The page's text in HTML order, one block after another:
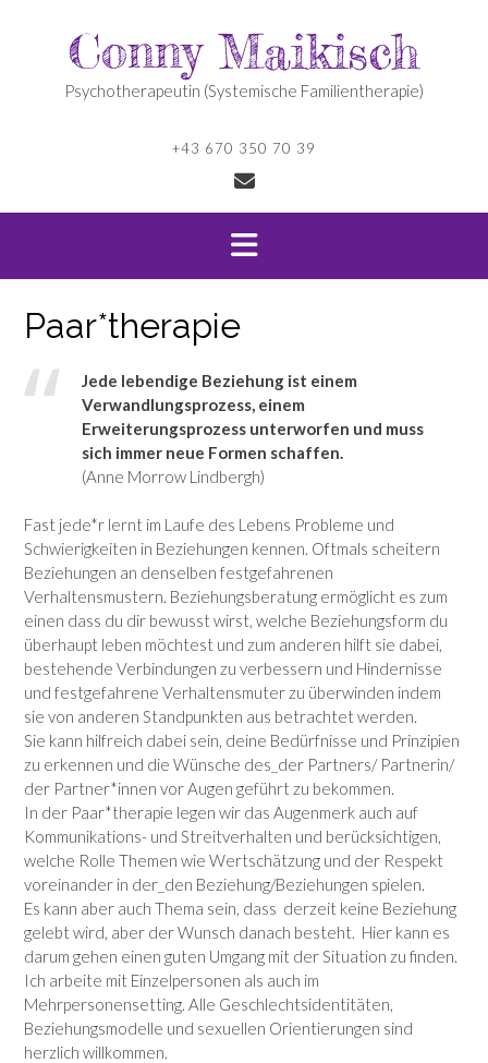
Conny Maikisch
Psychotherapeutin (Systemische Familientherapie)
+43 670 350 70 39
Paar*therapie
Jede lebendige Beziehung ist einem
Verwandlungsprozess, einem
Erweiterungsprozess unterworfen und muss
sich immer neue Formen schaffen.
(Anne Morrow Lindbergh)
Fast jede*r lernt im Laufe des Lebens Probleme und
Schwierigkeiten in Beziehungen kennen. Oftmals scheitern
Beziehungen an denselben festgefahrenen
Verhaltensmustern. Beziehungsberatung ermöglicht es zum
einen dass du dir bewusst wirst, welche Beziehungsform du
überhaupt leben möchtest und zum anderen hilft sie dabei,
bestehende Verbindungen zu verbessern und Hindernisse
und festgefahrene Verhaltensmuter zu überwinden indem
sie von anderen Standpunkten aus betrachtet werden.
Sie kann hilfreich dabei sein, deine Bedürfnisse und Prinzipien
zu erkennen und die Wünsche des_der Partners/ Partnerin/
der Partner*innen vor Augen geführt zu bekommen.
In der Paar*therapie legen wir das Augenmerk auch auf
Kommunikations- und Streitverhalten und berücksichtigen,
welche Rolle Themen wie Wertschätzung und der Respekt
voreinander in der_den Beziehung/Beziehungen spielen.
Es kann aber auch Thema sein, dass derzeit keine Beziehung
gelebt wird, aber der Wunsch danach besteht. Hier kann es
darum gehen einen guten Umgang mit der Situation zu finden.
Ich arbeite mit Einzelpersonen als auch im
Mehrpersonensetting. Alle Geschlechtsidentitäten,
Beziehungsmodelle und sexuellen Orientierungen sind
herzlich willkommen.